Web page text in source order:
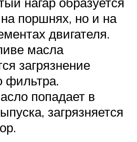
поршнях, но и на
двигателя.
масла
загрязнение
фильтра.
попадает в
загрязняется